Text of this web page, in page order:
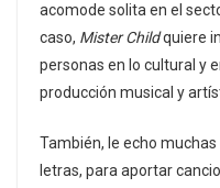
acomode solita en el
caso, Mister Childquiere
personas en lo cultural y
producción musical y
También, le echo
letras, para aportar